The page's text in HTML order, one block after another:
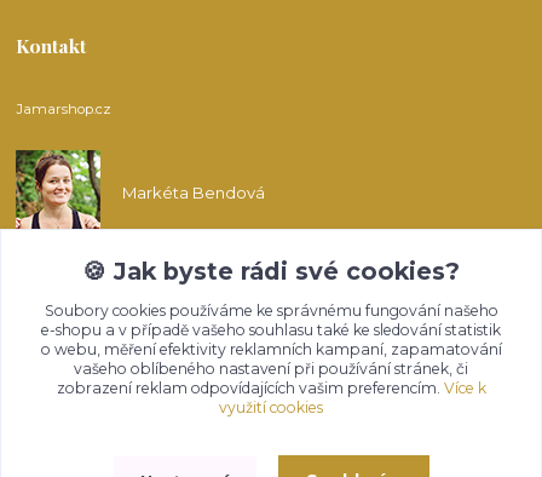
Kontakt
Jamarshop.cz
Markéta Bendová
info@jamarshop.cz
🍪 Jak byste rádi své cookies?
Soubory cookies používáme ke správnému fungování našeho
e-shopu a v případě vašeho souhlasu také ke sledování statistik
o webu, měření efektivity reklamních kampaní, zapamatování
vašeho oblíbeného nastavení při používání stránek, či
zobrazení reklam odpovídajících vašim preferencím. Více k
využití cookies